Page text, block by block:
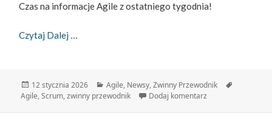
Czas na informacje Agile z ostatniego tygodnia!
Czytaj Dalej
Data
publikacji
12 stycznia 2026 Kategorie
Agile, Newsy,Zwinny Przewodnik
Agile,Scrum,zwinny przewodnik Dodaj komentarz